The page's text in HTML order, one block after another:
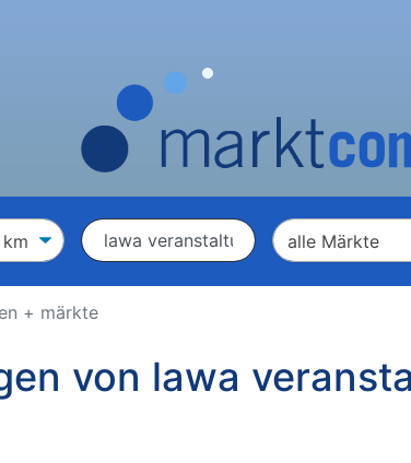
+ märkte
von lawa